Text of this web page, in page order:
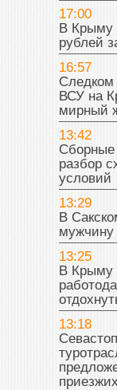
17:00
В Крыму
рублей
16:57
Следком
ВСУ на
мирный
13:42
Сборные
разбор
условий
13:29
В
мужчину
13:25
В Крыму
13:18
приезжих